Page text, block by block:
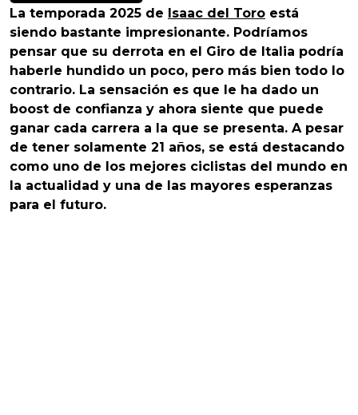
La temporada 2025 de Isaac del Toro está
siendo bastante impresionante. Podríamos
pensar que su derrota en el Giro de Italia podría
haberle hundido un poco, pero más bien todo lo
contrario. La sensación es que le ha dado un
boost de confianza y ahora siente que puede
ganar cada carrera a la que se presenta. A pesar
de tener solamente 21 años, se está destacando
como uno de los mejores ciclistas del mundo en
la actualidad y una de las mayores esperanzas
para el futuro.